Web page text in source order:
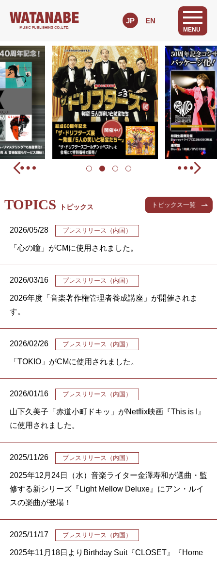
JP EN
TOPICS トピックス トピックス一覧
2026/05/28 プレスリリース（内国）
「心の瞳」がCMに使用されました。
2026/03/16 プレスリリース（内国）
2026年度「音楽著作権管理者養成講座」が開催されま
す。
2026/02/26 プレスリリース（内国）
「TOKIO」がCMに使用されました。
2026/01/16 プレスリリース（内国）
山下久美子「赤道小町ドキッ」がNetflix映画『This is I』
に使用されました。
2025/11/26 プレスリリース（内国）
2025年12月24日（水）音楽ライター金澤寿和が選曲・監
修する新シリーズ『Light Mellow Deluxe』にアン・ルイ
スの楽曲が登場！
2025/11/17 プレスリリース（内国）
2025年11月18日よりBirthday Suit『CLOSET』『Home